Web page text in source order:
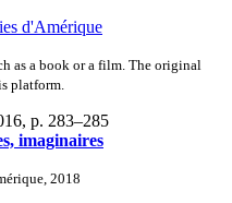
d'Amérique
as a book or a film. The original
platform.
, p. 283–285
imaginaires
2018